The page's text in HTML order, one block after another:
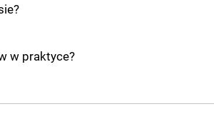
w praktyce?